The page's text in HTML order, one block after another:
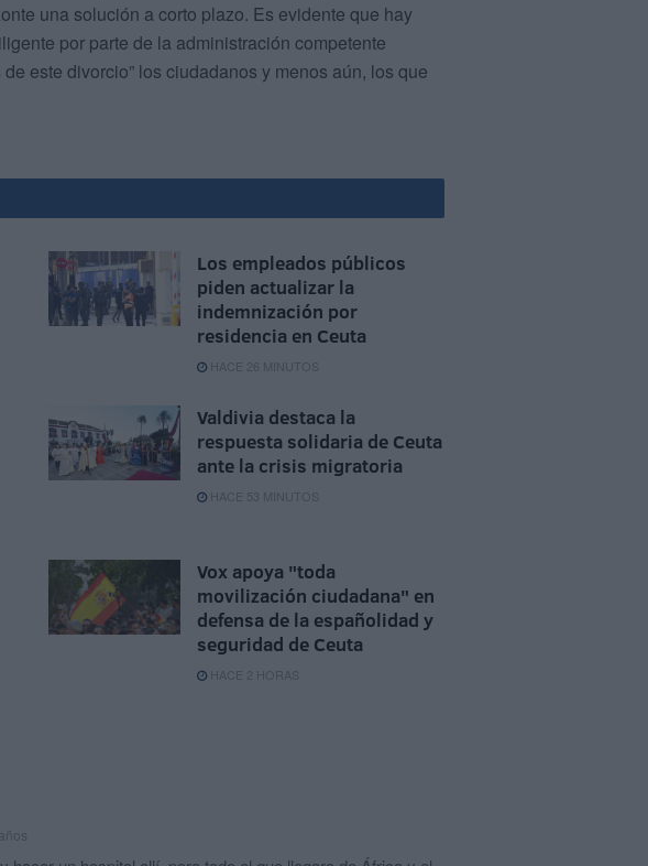
una solución a corto plazo. Es evidente que hay
por parte de la administración competente
este divorcio” los ciudadanos y menos aún, los que
Los empleados públicos
piden actualizar la
indemnización por
residencia en Ceuta
HACE 26 MINUTOS
Valdivia destaca la
respuesta solidaria de Ceuta
ante la crisis migratoria
HACE 53 MINUTOS
Vox apoya "toda
movilización ciudadana" en
defensa de la españolidad y
seguridad de Ceuta
HACE 2 HORAS